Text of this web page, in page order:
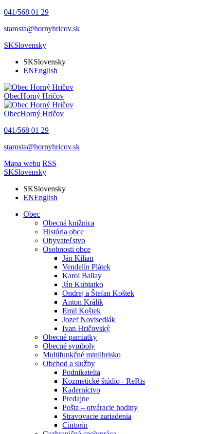
041/568 01 29
starosta@hornyhricov.sk
SKSlovensky
SKSlovensky
ENEnglish
ObecHorný Hričov
ObecHorný Hričov
041/568 01 29
starosta@hornyhricov.sk
Mapa webu RSS
SKSlovensky
SKSlovensky
ENEnglish
Obec
Obecná knižnica
História obce
Obyvateľstvo
Osobnosti obce
Ján Kilian
Vendelín Plátek
Karol Ballay
Ján Kubiatko
Ondrej a Štefan Koštek
Anton Králik
Emil Koštek
Jozef Novisedlák
Ivan Hričovský
Obecné pamiatky
Obecné symboly
Multifunkčné miniihrisko
Obchod a služby
Podnikatelia
Kozmetické štúdio - ReRis
Kaderníctvo
Predajne
Pošta – otváracie hodiny
Stravovacie zariadenia
Cintorín